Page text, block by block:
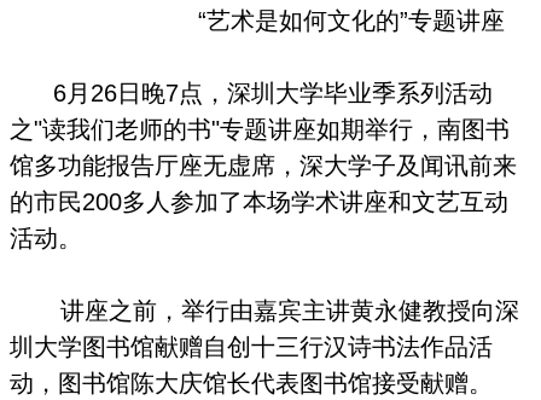
“艺术是如何文化的”专题讲座
6月26日晚7点，深圳大学毕业季系列活动
之"读我们老师的书"专题讲座如期举行，南图书
馆多功能报告厅座无虚席，深大学子及闻讯前来
的市民200多人参加了本场学术讲座和文艺互动
活动。
讲座之前，举行由嘉宾主讲黄永健教授向深
圳大学图书馆献赠自创十三行汉诗书法作品活
动，图书馆陈大庆馆长代表图书馆接受献赠。